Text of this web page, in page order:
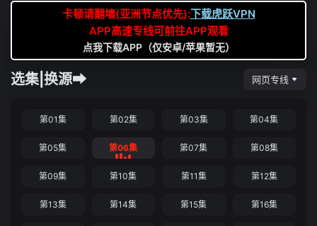
卡顿请翻墙(亚洲节点优先):下载虎跃VPN
APP高速专线可前往APP观看
点我下载APP（仅安卓/苹果暂无）
选集|换源➡ 网页专线
第01集 第02集 第03集 第04集
第05集 第06集 第07集 第08集
第09集 第10集 第11集 第12集
第13集 第14集 第15集 第16集